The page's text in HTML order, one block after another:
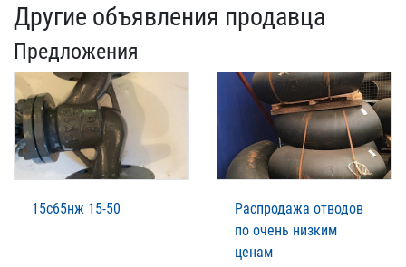
Другие объявления продавца
Предложения
15с65нж 15-50
Распродажа отводов
по очень низким
ценам